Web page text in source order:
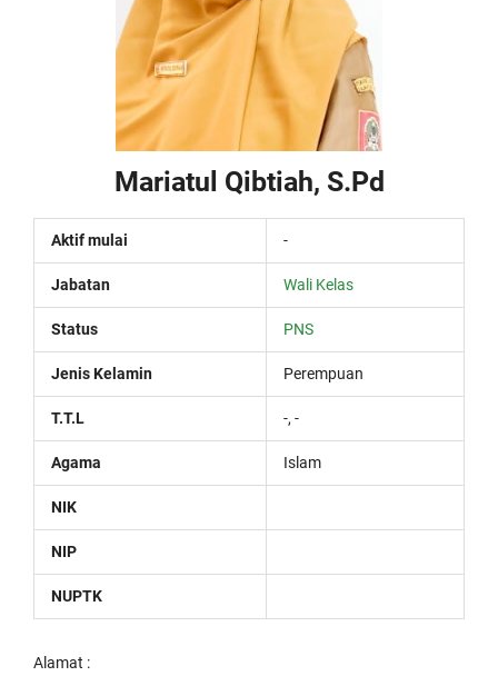
Mariatul Qibtiah, S.Pd
Aktif mulai -
Jabatan Wali Kelas
Status PNS
Jenis Kelamin Perempuan
T.T.L -, -
Agama Islam
NIK
NIP
NUPTK
Alamat :